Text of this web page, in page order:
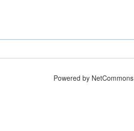
Powered by NetCommons